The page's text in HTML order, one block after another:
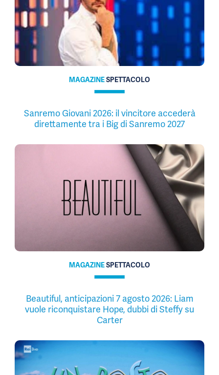
MAGAZINESPETTACOLO
Sanremo Giovani 2026: il vincitore accederà
direttamente tra i Big di Sanremo 2027
MAGAZINESPETTACOLO
Beautiful, anticipazioni 7 agosto 2026: Liam
vuole riconquistare Hope, dubbi di Steffy su
Carter